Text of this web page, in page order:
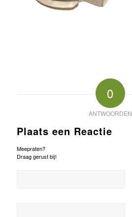
0
ANTWOORDEN
Plaats een Reactie
Meepraten?
Draag gerust bij!